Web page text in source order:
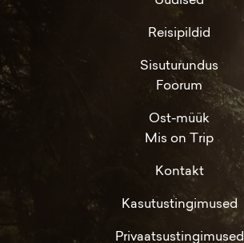
Reisipildid
Sisuturundus
Foorum
Ost-müük
Mis on Trip
Kontakt
Kasutustingimused
Privaatsustingimused